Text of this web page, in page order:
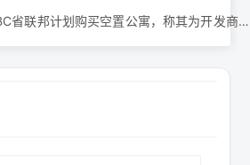
Poilievre猛烈抨击BC省联邦计划购买空置公寓，称其为开发商的“救助” ...